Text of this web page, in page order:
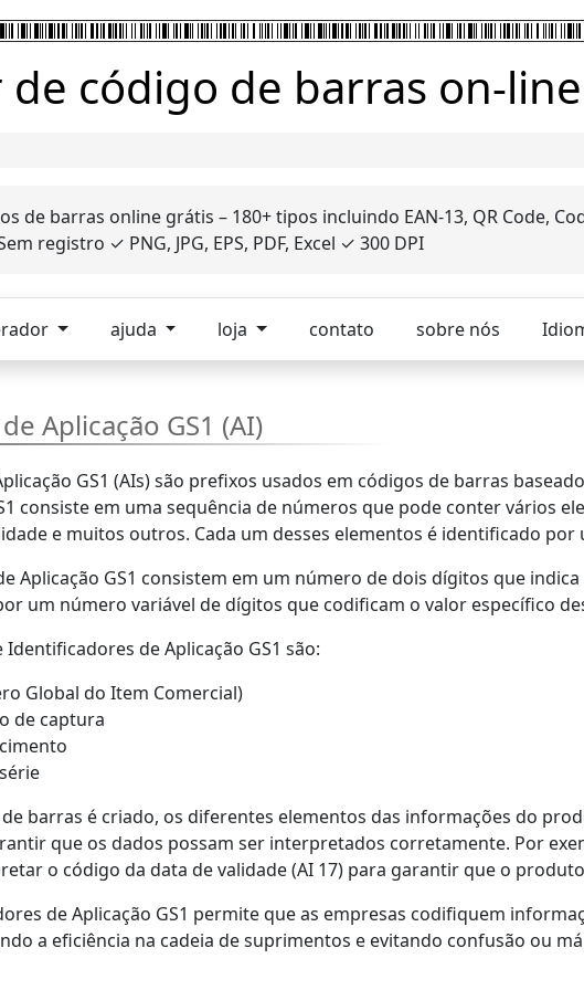
código de barras on-line
de barras online grátis – 180+ tipos incluindo EAN-13, QR Code,
registro ✓ PNG, JPG, EPS, PDF, Excel ✓ 300 DPI
ajuda loja contato sobre nós
Aplicação GS1 (AI)
GS1 (AIs) são prefixos usados em códigos de barras
consiste em uma sequência de números que pode conter vários
e muitos outros. Cada um desses elementos é identificado
Aplicação GS1 consistem em um número de dois dígitos que
um número variável de dígitos que codificam o valor específico
de Aplicação GS1 são:
Global do Item Comercial)
de captura
barras é criado, os diferentes elementos das informações do
que os dados possam ser interpretados corretamente. Por
o código da data de validade (AI 17) para garantir que o
de Aplicação GS1 permite que as empresas codifiquem
a eficiência na cadeia de suprimentos e evitando confusão ou